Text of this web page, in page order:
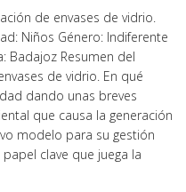
de envases de vidrio.
Niños Género: Indiferente
Badajoz Resumen del
de vidrio. En qué
dando unas breves
que causa la generación
modelo para su gestión
clave que juega la